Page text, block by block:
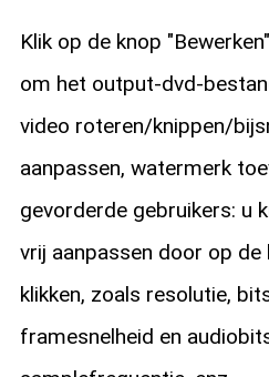
Klik op de knop
om het output-dvd-
video roteren/knippen/
aanpassen, watermerk
gevorderde gebruikers: u
vrij aanpassen door op de
klikken, zoals resolutie,
framesnelheid en